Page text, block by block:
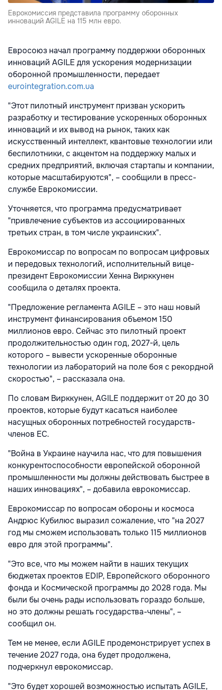
Еврокомиссия представила программу оборонных
инноваций AGILE на 115 млн евро.
Евросоюз начал программу поддержки оборонных
инноваций AGILE для ускорения модернизации
оборонной промышленности, передает
eurointegration.com.ua
"Этот пилотный инструмент призван ускорить
разработку и тестирование ускоренных оборонных
инноваций и их вывод на рынок, таких как
искусственный интеллект, квантовые технологии или
беспилотники, с акцентом на поддержку малых и
средних предприятий, включая стартапы и компании,
которые масштабируются", – сообщили в пресс-
службе Еврокомиссии.
Уточняется, что программа предусматривает
"привлечение субъектов из ассоциированных
третьих стран, в том числе украинских".
Еврокомиссар по вопросам по вопросам цифровых
и передовых технологий, исполнительный вице-
президент Еврокомиссии Хенна Вирккунен
сообщила о деталях проекта.
"Предложение регламента AGILE – это наш новый
инструмент финансирования объемом 150
миллионов евро. Сейчас это пилотный проект
продолжительностью один год, 2027-й, цель
которого – вывести ускоренные оборонные
технологии из лабораторий на поле боя с рекордной
скоростью", – рассказала она.
По словам Вирккунен, AGILE поддержит от 20 до 30
проектов, которые будут касаться наиболее
насущных оборонных потребностей государств-
членов ЕС.
"Война в Украине научила нас, что для повышения
конкурентоспособности европейской оборонной
промышленности мы должны действовать быстрее в
наших инновациях", – добавила еврокомиссар.
Еврокомиссар по вопросам обороны и космоса
Андрюс Кубилюс выразил сожаление, что "на 2027
год мы сможем использовать только 115 миллионов
евро для этой программы".
"Это все, что мы можем найти в наших текущих
бюджетах проектов EDIP, Европейского оборонного
фонда и Космической программы до 2028 года. Мы
были бы очень рады использовать гораздо больше,
но это должны решать государства-члены", –
сообщил он.
Тем не менее, если AGILE продемонстрирует успех в
течение 2027 года, она будет продолжена,
подчеркнул еврокомиссар.
"Это будет хорошей возможностью испытать AGILE,